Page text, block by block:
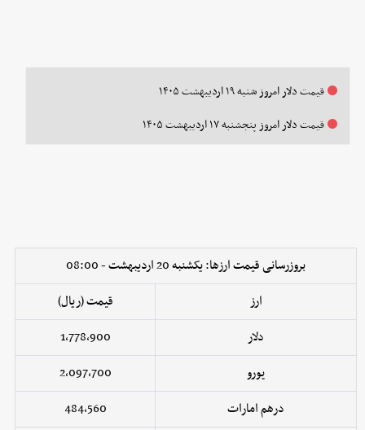
قیمت دلار امروز شنبه ۱۹ اردیبهشت ۱۴۰۵
قیمت دلار امروز پنجشنبه ۱۷ اردیبهشت ۱۴۰۵
بروزرسانی قیمت ارزها: یکشنبه 20 اردیبهشت - 08:00
ارز
قیمت (ریال)
دلار
1,778,900
یورو
2,097,700
درهم امارات
484,560